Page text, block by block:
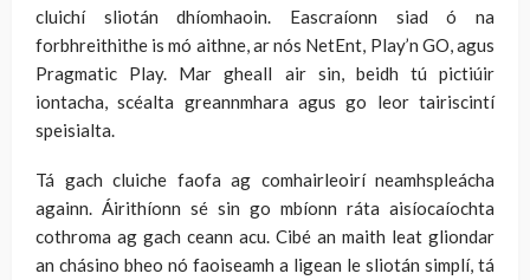
cluichí sliotán dhíomhaoin. Eascraíonn siad ó na
forbhreithithe is mó aithne, ar nós NetEnt, Play’n GO, agus
Pragmatic Play. Mar gheall air sin, beidh tú pictiúir
iontacha, scéalta greannmhara agus go leor tairiscintí
speisialta.
Tá gach cluiche faofa ag comhairleoirí neamhspleácha
againn. Áirithíonn sé sin go mbíonn ráta aisíocaíochta
cothroma ag gach ceann acu. Cibé an maith leat gliondar
an chásino bheo nó faoiseamh a ligean le sliotán simplí, tá